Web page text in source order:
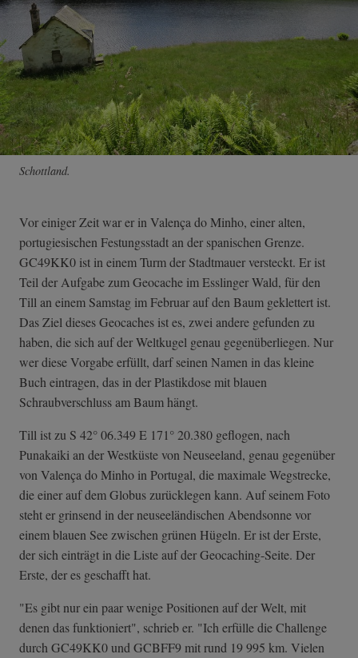
Schottland.
Vor einiger Zeit war er in Valença do Minho, einer alten,
portugiesischen Festungsstadt an der spanischen Grenze.
GC49KK0 ist in einem Turm der Stadtmauer versteckt. Er ist
Teil der Aufgabe zum Geocache im Esslinger Wald, für den
Till an einem Samstag im Februar auf den Baum geklettert ist.
Das Ziel dieses Geocaches ist es, zwei andere gefunden zu
haben, die sich auf der Weltkugel genau gegenüberliegen. Nur
wer diese Vorgabe erfüllt, darf seinen Namen in das kleine
Buch eintragen, das in der Plastikdose mit blauen
Schraubverschluss am Baum hängt.
Till ist zu S 42° 06.349 E 171° 20.380 geflogen, nach
Punakaiki an der Westküste von Neuseeland, genau gegenüber
von Valença do Minho in Portugal, die maximale Wegstrecke,
die einer auf dem Globus zurücklegen kann. Auf seinem Foto
steht er grinsend in der neuseeländischen Abendsonne vor
einem blauen See zwischen grünen Hügeln. Er ist der Erste,
der sich einträgt in die Liste auf der Geocaching-Seite. Der
Erste, der es geschafft hat.
"Es gibt nur ein paar wenige Positionen auf der Welt, mit
denen das funktioniert", schrieb er. "Ich erfülle die Challenge
durch GC49KK0 und GCBFF9 mit rund 19 995 km. Vielen